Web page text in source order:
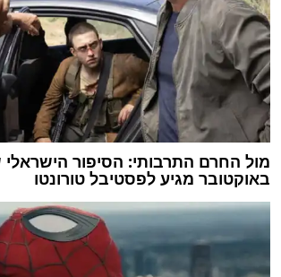
באוקטובר מגיע לפסטיבל טורונטו